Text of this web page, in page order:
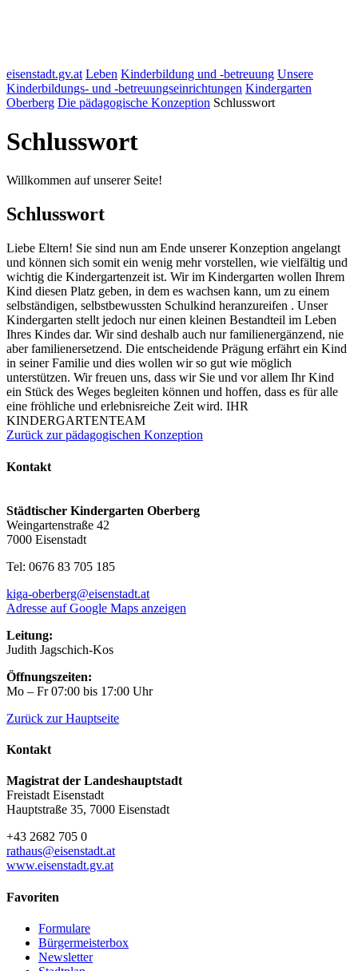
eisenstadt.gv.at Leben Kinderbildung und -betreuung Unsere
Kinderbildungs- und -betreuungseinrichtungen Kindergarten
Oberberg Die pädagogische Konzeption Schlusswort
Schlusswort
Willkommen auf unserer Seite!
Schlusswort
Liebe Eltern! Sie sind nun am Ende unserer Konzeption angelangt
und können sich somit ein wenig mehr vorstellen, wie vielfältig und
wichtig die Kindergartenzeit ist. Wir im Kindergarten wollen Ihrem
Kind diesen Platz geben, in dem es wachsen kann, um zu einem
selbständigen, selbstbewussten Schulkind heranzureifen . Unser
Kindergarten stellt jedoch nur einen kleinen Bestandteil im Leben
Ihres Kindes dar. Wir sind deshalb auch nur familienergänzend, nie
aber familienersetzend. Die entscheidende Prägung erfährt ein Kind
in seiner Familie und dies wollen wir so gut wie möglich
unterstützen. Wir freuen uns, dass wir Sie und vor allem Ihr Kind
ein Stück des Weges begleiten können und hoffen, dass es für alle
eine fröhliche und erlebnisreiche Zeit wird. IHR
KINDERGARTENTEAM
Zurück zur pädagogischen Konzeption
Kontakt
Städtischer Kindergarten Oberberg
Weingartenstraße 42
7000 Eisenstadt
Tel: 0676 83 705 185
kiga-oberberg@eisenstadt.at
Adresse auf Google Maps anzeigen
Leitung:
Judith Jagschich-Kos
Öffnungszeiten:
Mo – Fr 07:00 bis 17:00 Uhr
Zurück zur Hauptseite
Kontakt
Magistrat der Landeshauptstadt
Freistadt Eisenstadt
Hauptstraße 35, 7000 Eisenstadt
+43 2682 705 0
rathaus@eisenstadt.at
www.eisenstadt.gv.at
Favoriten
Formulare
Bürgermeisterbox
Newsletter